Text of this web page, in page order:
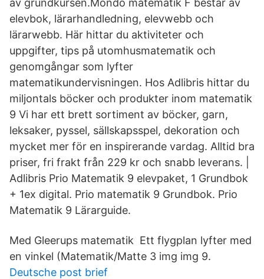
av grundkursen.Mondo matematik F består av
elevbok, lärarhandledning, elevwebb och
lärarwebb. Här hittar du aktiviteter och
uppgifter, tips på utomhusmatematik och
genomgångar som lyfter
matematikundervisningen. Hos Adlibris hittar du
miljontals böcker och produkter inom matematik
9 Vi har ett brett sortiment av böcker, garn,
leksaker, pyssel, sällskapsspel, dekoration och
mycket mer för en inspirerande vardag. Alltid bra
priser, fri frakt från 229 kr och snabb leverans. |
Adlibris Prio Matematik 9 elevpaket, 1 Grundbok
+ 1ex digital. Prio matematik 9 Grundbok. Prio
Matematik 9 Lärarguide.
Med Gleerups matematik Ett flygplan lyfter med
en vinkel (Matematik/Matte 3 img img 9.
Deutsche post brief